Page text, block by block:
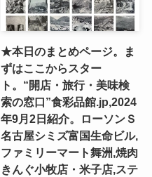
★本日のまとめページ。ま
ずはここからスター
ト。“開店・旅行・美味検
索の窓口”食彩品館.jp,2024
年9月2日紹介。ローソンＳ
名古屋シミズ富国生命ビル,
ファミリーマート舞洲,焼肉
きんぐ小牧店・米子店,ステ